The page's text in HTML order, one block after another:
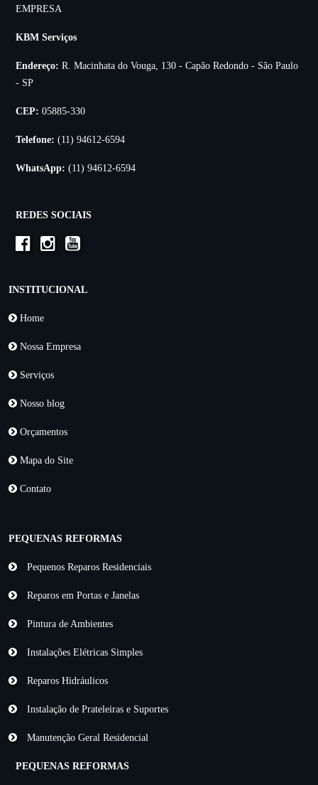
EMPRESA
KBM Serviços
Endereço: R. Macinhata do Vouga, 130 - Capão Redondo - São Paulo
- SP
CEP: 05885-330
Telefone: (11) 94612-6594
WhatsApp: (11) 94612-6594
REDES SOCIAIS
INSTITUCIONAL
Home
Nossa Empresa
Serviços
Nosso blog
Orçamentos
Mapa do Site
Contato
PEQUENAS REFORMAS
Pequenos Reparos Residenciais
Reparos em Portas e Janelas
Pintura de Ambientes
Instalações Elétricas Simples
Reparos Hidráulicos
Instalação de Prateleiras e Suportes
Manutenção Geral Residencial
PEQUENAS REFORMAS